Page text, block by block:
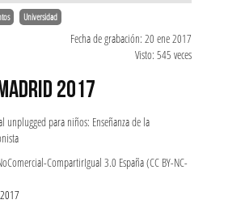
Universidad
Fecha de grabación: 20 ene 2017
Visto: 545 veces
2017
unplugged para niños: Enseñanza de la
CompartirIgual 3.0 España (CC BY-NC-